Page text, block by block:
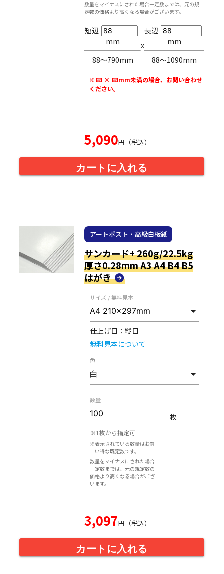
数量をマイナスにされた場合一定数までは、元の規
定数の価格より高くなる場合がございます。
短辺
mm
88〜790mm
x
長辺
mm
88〜1090mm
※88 × 88mm未満の場合、お問い合わせ
ください。
5,090円（税込）
カートに入れる
アートポスト・高級白板紙
サンカード+ 260g/22.5kg
厚さ0.28mm A3 A4 B4 B5
はがき
サイズ / 無料見本
仕上げ目： 縦目
無料見本について
色
数量
※1枚から指定可
※表示されている数量はお買
い得な既定数です。
数量をマイナスにされた場合
一定数までは、元の規定数の
価格より高くなる場合がござ
います。
枚
3,097円（税込）
カートに入れる